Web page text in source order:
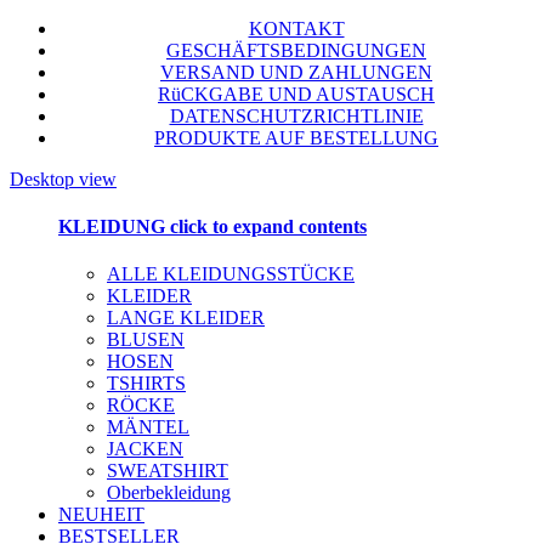
KONTAKT
GESCHÄFTSBEDINGUNGEN
VERSAND UND ZAHLUNGEN
RüCKGABE UND AUSTAUSCH
DATENSCHUTZRICHTLINIE
PRODUKTE AUF BESTELLUNG
Desktop view
KLEIDUNG click to expand contents
ALLE KLEIDUNGSSTÜCKE
KLEIDER
LANGE KLEIDER
BLUSEN
HOSEN
TSHIRTS
RÖCKE
MÄNTEL
JACKEN
SWEATSHIRT
Oberbekleidung
NEUHEIT
BESTSELLER